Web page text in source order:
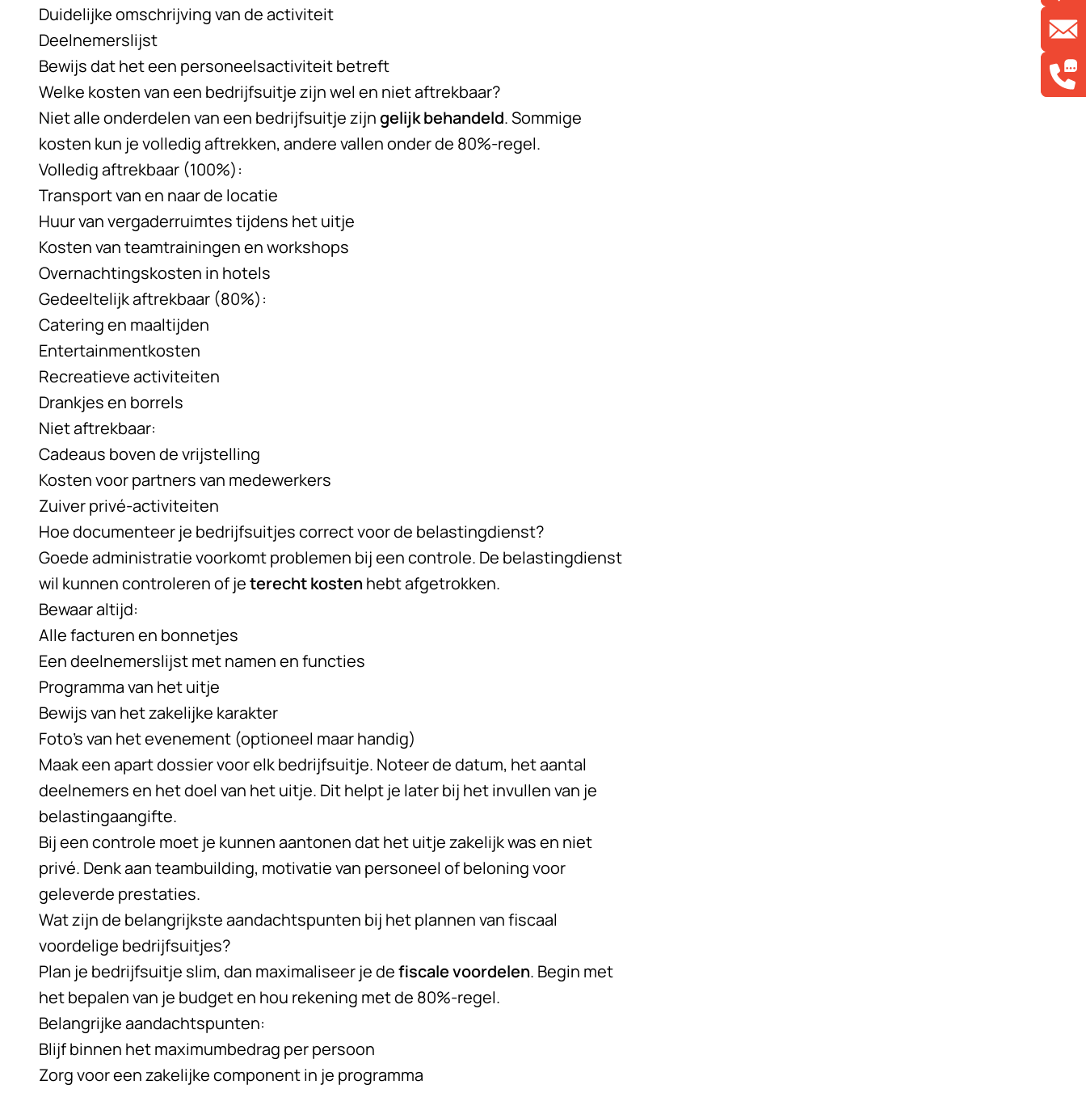
Duidelijke omschrijving van de activiteit
Deelnemerslijst
Bewijs dat het een personeelsactiviteit betreft
Welke kosten van een bedrijfsuitje zijn wel en niet aftrekbaar?
Niet alle onderdelen van een bedrijfsuitje zijngelijk behandeld. Sommige
kosten kun je volledig aftrekken, andere vallen onder de 80%-regel.
Volledig aftrekbaar (100%):
Transport van en naar de locatie
Huur van vergaderruimtes tijdens het uitje
Kosten van teamtrainingen en workshops
Overnachtingskosten in hotels
Gedeeltelijk aftrekbaar (80%):
Catering en maaltijden
Entertainmentkosten
Recreatieve activiteiten
Drankjes en borrels
Niet aftrekbaar:
Cadeaus boven de vrijstelling
Kosten voor partners van medewerkers
Zuiver privé-activiteiten
Hoe documenteer je bedrijfsuitjes correct voor de belastingdienst?
Goede administratie voorkomt problemen bij een controle. De belastingdienst
wil kunnen controleren of jeterecht kostenhebt afgetrokken.
Bewaar altijd:
Alle facturen en bonnetjes
Een deelnemerslijst met namen en functies
Programma van het uitje
Bewijs van het zakelijke karakter
Foto’s van het evenement (optioneel maar handig)
Maak een apart dossier voor elk bedrijfsuitje. Noteer de datum, het aantal
deelnemers en het doel van het uitje. Dit helpt je later bij het invullen van je
belastingaangifte.
Bij een controle moet je kunnen aantonen dat het uitje zakelijk was en niet
privé. Denk aan teambuilding, motivatie van personeel of beloning voor
geleverde prestaties.
Wat zijn de belangrijkste aandachtspunten bij het plannen van fiscaal
voordelige bedrijfsuitjes?
Plan je bedrijfsuitje slim, dan maximaliseer je defiscale voordelen. Begin met
het bepalen van je budget en hou rekening met de 80%-regel.
Belangrijke aandachtspunten:
Blijf binnen het maximumbedrag per persoon
Zorg voor een zakelijke component in je programma